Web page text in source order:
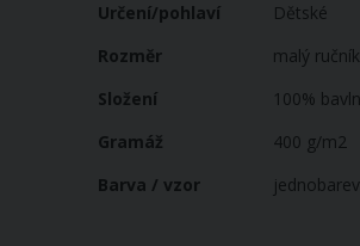
Určení/pohlaví
Dětské
Rozměr
malý
Složení
100%
Gramáž
400 g/m2
Barva / vzor